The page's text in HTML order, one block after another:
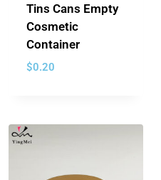
Tins Cans Empty
Cosmetic
Container
$0.20